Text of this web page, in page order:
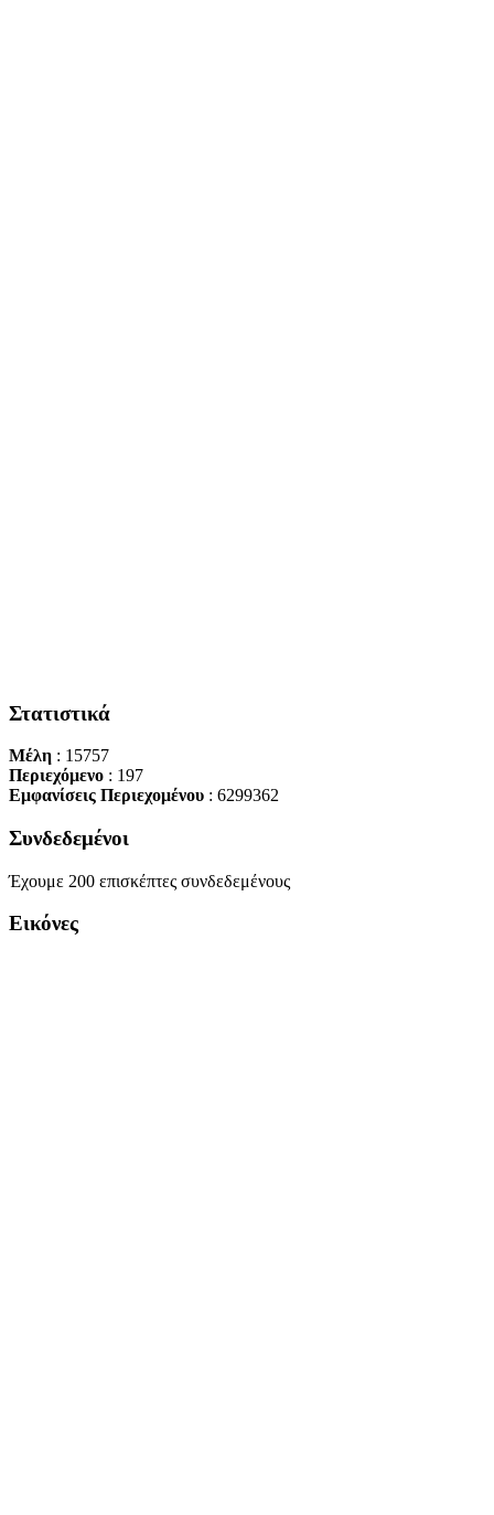
Στατιστικά
Μέλη : 15757
Περιεχόμενο : 197
Εμφανίσεις Περιεχομένου : 6299362
Συνδεδεμένοι
Έχουμε 200 επισκέπτες συνδεδεμένους
Εικόνες